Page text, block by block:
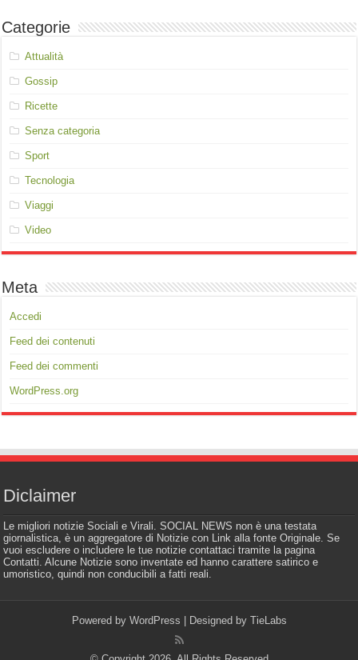
Categorie
Attualità
Gossip
Ricette
Senza categoria
Sport
Tecnologia
Viaggi
Video
Meta
Accedi
Feed dei contenuti
Feed dei commenti
WordPress.org
Diclaimer
Le migliori notizie Sociali e Virali. SOCIAL NEWS non è una testata
giornalistica, è un aggregatore di Notizie con Link alla fonte Originale. Se
vuoi escludere o includere le tue notizie contattaci tramite la pagina
Contatti. Alcune Notizie sono inventate ed hanno carattere satirico e
umoristico, quindi non conducibili a fatti reali.
Powered by WordPress | Designed by TieLabs